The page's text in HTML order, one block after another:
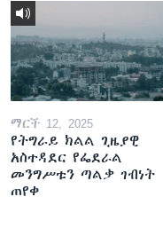
ማርች 12, 2025
የትግራይ ክልል ጊዜያዊ
አስተዳደር የፌደራል
መንግሥቱን ጣልቃ ገብነት
ጠየቀ